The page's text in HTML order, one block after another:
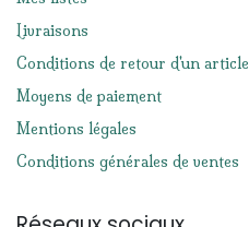
Livraisons
Conditions de retour d'un article
Moyens de paiement
Mentions légales
Conditions générales de ventes